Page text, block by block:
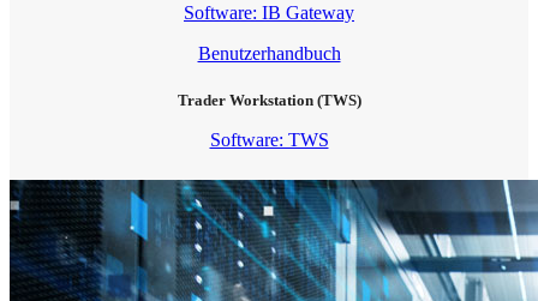
Software: IB Gateway
Benutzerhandbuch
Trader Workstation (TWS)
Software: TWS